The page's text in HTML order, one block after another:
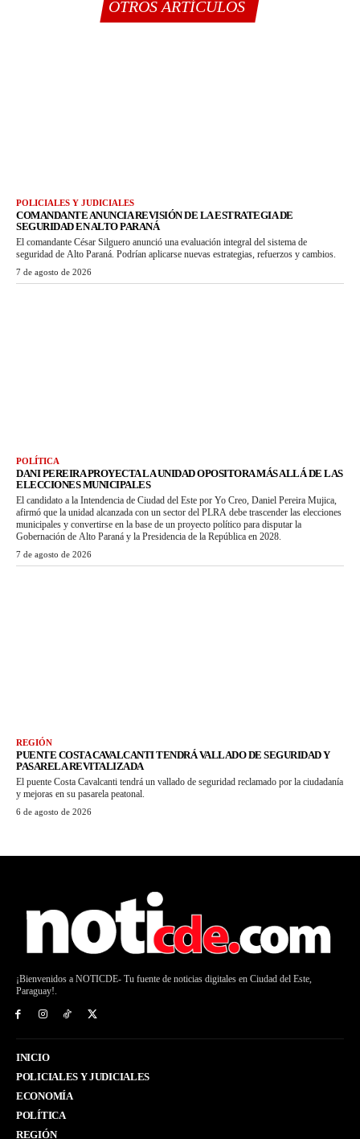
OTROS ARTÍCULOS
POLICIALES Y JUDICIALES
COMANDANTE ANUNCIA REVISIÓN DE LA ESTRATEGIA DE
SEGURIDAD EN ALTO PARANÁ
El comandante César Silguero anunció una evaluación integral del sistema de
seguridad de Alto Paraná. Podrían aplicarse nuevas estrategias, refuerzos y cambios.
7 de agosto de 2026
POLÍTICA
DANI PEREIRA PROYECTA LA UNIDAD OPOSITORA MÁS ALLÁ DE LAS
ELECCIONES MUNICIPALES
El candidato a la Intendencia de Ciudad del Este por Yo Creo, Daniel Pereira Mujica,
afirmó que la unidad alcanzada con un sector del PLRA debe trascender las elecciones
municipales y convertirse en la base de un proyecto político para disputar la
Gobernación de Alto Paraná y la Presidencia de la República en 2028.
7 de agosto de 2026
REGIÓN
PUENTE COSTA CAVALCANTI TENDRÁ VALLADO DE SEGURIDAD Y
PASARELA REVITALIZADA
El puente Costa Cavalcanti tendrá un vallado de seguridad reclamado por la ciudadanía
y mejoras en su pasarela peatonal.
6 de agosto de 2026
¡Bienvenidos a NOTICDE- Tu fuente de noticias digitales en Ciudad del Este,
Paraguay!.
INICIO
POLICIALES Y JUDICIALES
ECONOMÍA
POLÍTICA
REGIÓN